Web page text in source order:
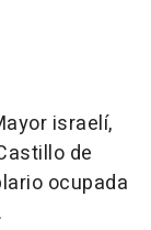
israelí,
de
ocupada